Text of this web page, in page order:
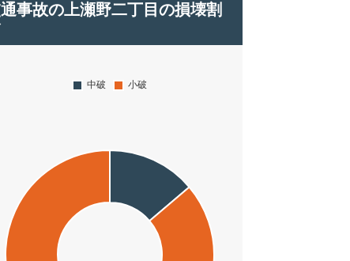
事故の上瀬野二丁目の損壊割